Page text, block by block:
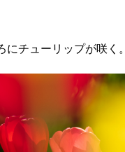
にチューリップが咲く。